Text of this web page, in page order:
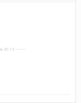
20:12 ----------